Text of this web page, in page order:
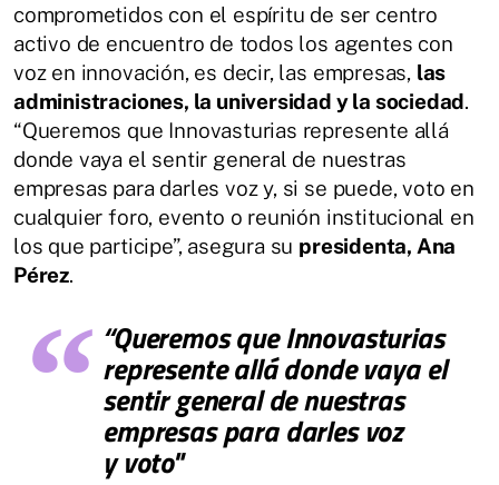
comprometidos con el espíritu de ser centro
activo de encuentro de todos los agentes con
voz en innovación, es decir, las empresas, las
administraciones, la universidad y la sociedad.
“Queremos que Innovasturias represente allá
donde vaya el sentir general de nuestras
empresas para darles voz y, si se puede, voto en
cualquier foro, evento o reunión institucional en
los que participe”, asegura su presidenta, Ana
Pérez.
“Queremos que Innovasturias
represente allá donde vaya el
sentir general de nuestras
empresas para darles voz
y voto"